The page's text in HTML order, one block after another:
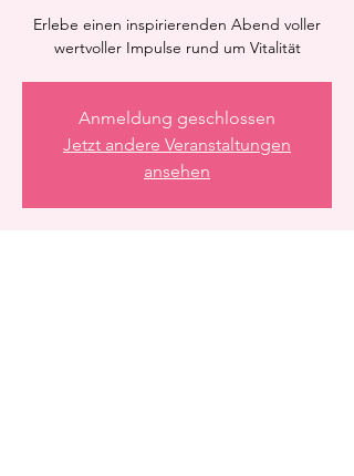
Erlebe einen inspirierenden Abend voller
wertvoller Impulse rund um Vitalität
Anmeldung geschlossen
Jetzt andere Veranstaltungen
ansehen